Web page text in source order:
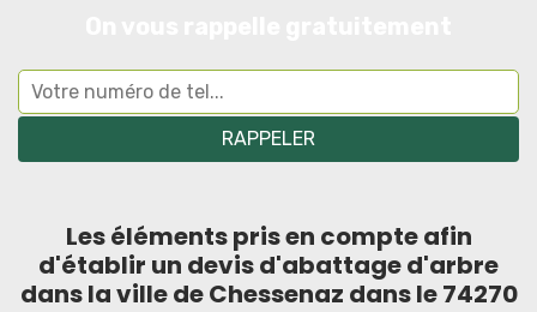
Les éléments pris en compte afin
d'établir un devis d'abattage d'arbre
dans la ville de Chessenaz dans le 74270